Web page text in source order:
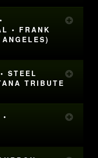
• FRANK
STEEL
TRIBUTE